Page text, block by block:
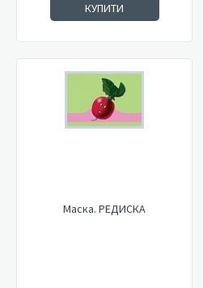
КУПИТИ
Маска. РЕДИСКА